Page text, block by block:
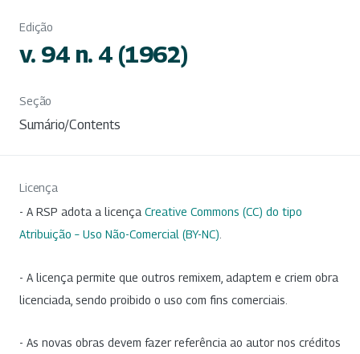
Edição
v. 94 n. 4 (1962)
Seção
Sumário/Contents
Licença
- A RSP adota a licença Creative Commons (CC) do tipo
Atribuição – Uso Não-Comercial (BY-NC)
- A licença permite que outros remixem, adaptem e criem obra
licenciada, sendo proibido o uso com fins comerciais.
- As novas obras devem fazer referência ao autor nos créditos